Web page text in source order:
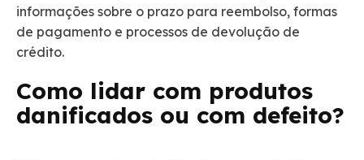
informações sobre o prazo para reembolso, formas
de pagamento e processos de devolução de
crédito.
Como lidar com produtos
danificados ou com defeito?